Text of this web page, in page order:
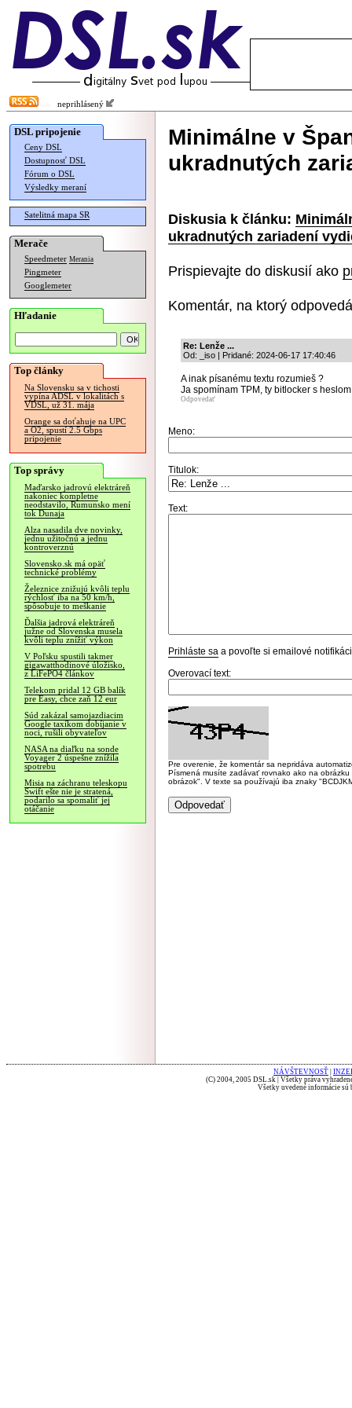
neprihlásený
DSL pripojenie
Ceny DSL
Dostupnosť DSL
Fórum o DSL
Výsledky meraní
Satelitná mapa SR
Merače
Speedmeter Merania
Pingmeter
Googlemeter
Hľadanie
Top články
Na Slovensku sa v tichosti
vypína ADSL v lokalitách s
VDSL, už 31. mája
Orange sa doťahuje na UPC
a O2, spustí 2.5 Gbps
pripojenie
Top správy
Maďarsko jadrovú elektráreň
nakoniec kompletne
neodstavilo, Rumunsko mení
tok Dunaja
Alza nasadila dve novinky,
jednu užitočnú a jednu
kontroverznú
Slovensko.sk má opäť
technické problémy
Železnice znižujú kvôli teplu
rýchlosť iba na 50 km/h,
spôsobuje to meškanie
Ďalšia jadrová elektráreň
južne od Slovenska musela
kvôli teplu znížiť výkon
V Poľsku spustili takmer
gigawatthodinové úložisko,
z LiFePO4 článkov
Telekom pridal 12 GB balík
pre Easy, chce zaň 12 eur
Súd zakázal samojazdiacim
Google taxíkom dobíjanie v
noci, rušili obyvateľov
NASA na diaľku na sonde
Voyager 2 úspešne znížila
spotrebu
Misia na záchranu teleskopu
Swift ešte nie je stratená,
podarilo sa spomaliť jej
otáčanie
Minimálne v
ukradnutých
Diskusia k článku:
ukradnutých zariadení
Prispievajte do diskusií ako
Komentár, na ktorý
Re: Lenže ...
Od: _iso | Pridané: 2024-06-17 17:40:46
A inak písanému textu rozumieš ?
Ja spomínam TPM, ty bitlocker s heslom
Odpovedať
Meno:
Titulok:
Text:
Prihláste sa a povoľte si emailové
Overovací text:
Pre overenie, že komentár sa nepridáva
Písmená musíte zadávať rovnako ako na
obrázok". V texte sa používajú iba znaky
NÁVŠTEVNOSŤ
(C) 2004, 2005 DSL.sk | Všetky práva
Všetky uvedené informácie sú